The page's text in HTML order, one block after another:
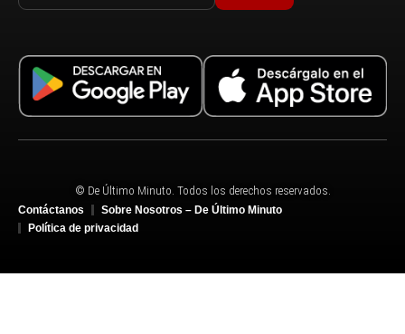
© De Último Minuto. Todos los derechos reservados.
Contáctanos
Sobre Nosotros – De Último Minuto
Política de privacidad